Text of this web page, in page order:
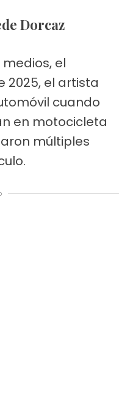
Dorcaz
el
2025, el artista
cuando
en motocicleta
múltiples